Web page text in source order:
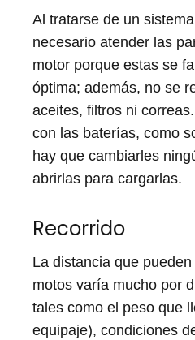
Al tratarse de un
necesario atender las
motor porque estas se
óptima; además, no se
aceites, filtros ni
con las baterías, como
hay que cambiarles
abrirlas para cargarlas.
Recorrido
La distancia que
motos varía mucho por
tales como el peso que
equipaje), condiciones